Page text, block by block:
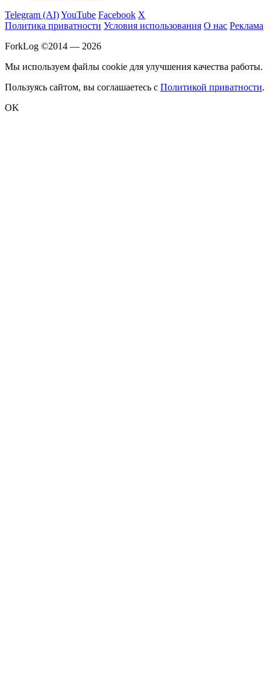
Telegram (AI)YouTube Facebook X
Политика приватности Условия использования О нас Реклама
ForkLog ©2014 — 2026
Мы используем файлы cookie для улучшения качества работы.
Пользуясь сайтом, вы соглашаетесь с Политикой приватности.
OK